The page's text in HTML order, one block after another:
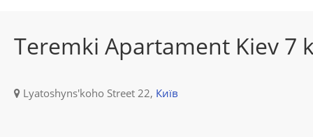
Teremki Apartament Kiev 7
Lyatoshyns'koho Street 22, Київ